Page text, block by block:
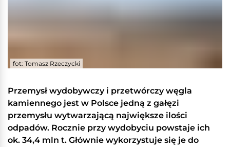
fot: Tomasz Rzeczycki
Przemysł wydobywczy i przetwórczy węgla
kamiennego jest w Polsce jedną z gałęzi
przemysłu wytwarzającą największe ilości
odpadów. Rocznie przy wydobyciu powstaje ich
ok. 34,4 mln t. Głównie wykorzystuje się je do